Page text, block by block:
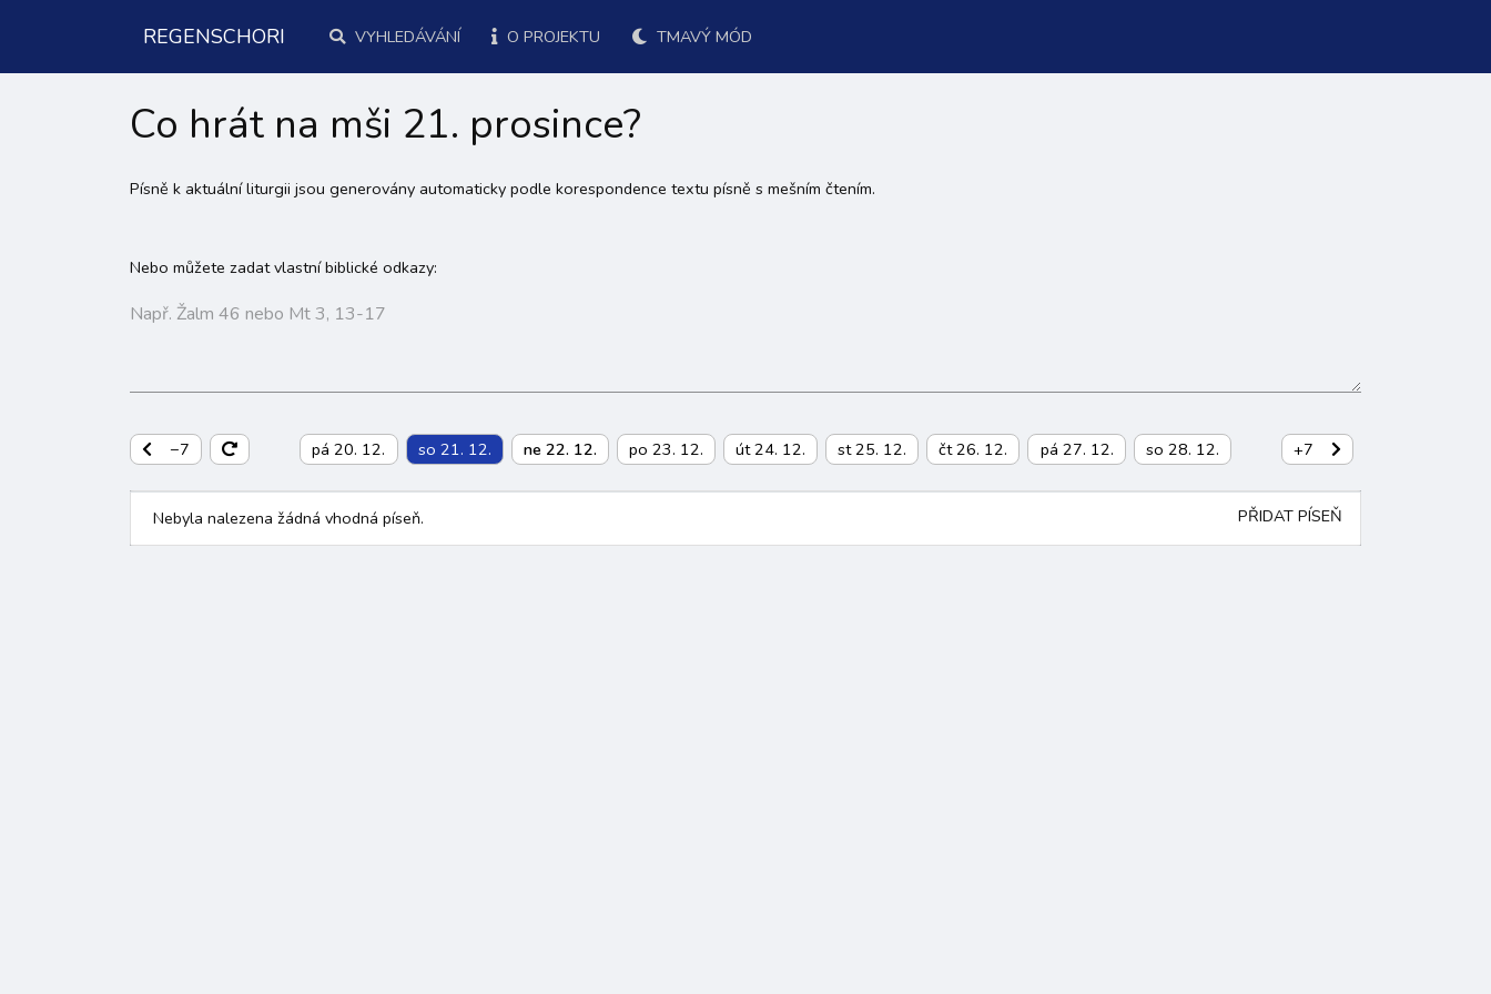
REGENSCHORI VYHLEDÁVÁNÍ O PROJEKTU TMAVÝ MÓD
Co hrát na mši 21. prosince?
Písně k aktuální liturgii jsou generovány automaticky podle korespondence textu písně s mešním čtením.
Nebo můžete zadat vlastní biblické odkazy:
−7 pá 20. 12. so 21. 12. ne 22. 12. po 23. 12. út 24. 12. st 25. 12. čt 26. 12. pá 27. 12. so 28. 12. +7
Nebyla nalezena žádná vhodná píseň. PŘIDAT PÍSEŇ